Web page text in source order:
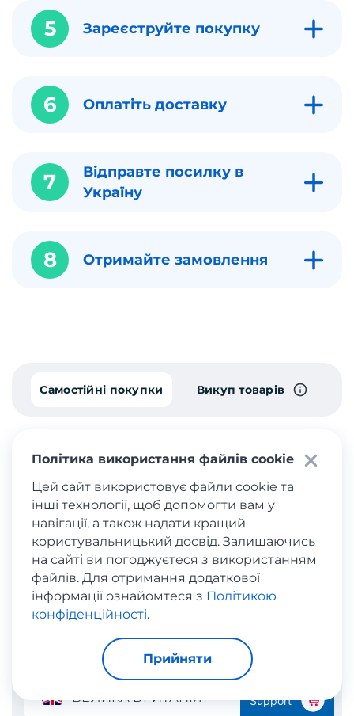
5 Зареєструйте покупку
6 Оплатіть доставку
7
Відправте посилку в
Україну
8 Отримайте замовлення
Самостійні покупки Викуп товарів
Калькулятор доставки
Розрахуйте вартість міжнародної доставки
вашого товару – введіть дані про
відправлення та дізнайтеся орієнтовну
вартість доставки в Україну.
Оберіть країну відправлення
ВЕЛИКА БРИТАНІЯ
Політика використання файлів cookie
Цей сайт використовує файли cookie та
інші технології, щоб допомогти вам у
навігації, а також надати кращий
користувальницький досвід. Залишаючись
на сайті ви погоджуєтеся з використанням
файлів. Для отримання додаткової
інформації ознайомтеся з Політикою
конфіденційності.
Прийняти
Support